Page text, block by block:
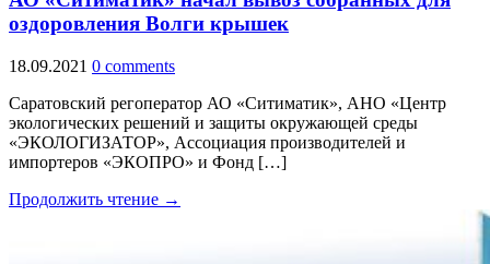
оздоровления Волги крышек
18.09.2021 0 comments
Саратовский регоператор АО «Ситиматик», АНО «Центр
экологических решений и защиты окружающей среды
«ЭКОЛОГИЗАТОР», Ассоциация производителей и
импортеров «ЭКОПРО» и Фонд […]
Продолжить чтение →